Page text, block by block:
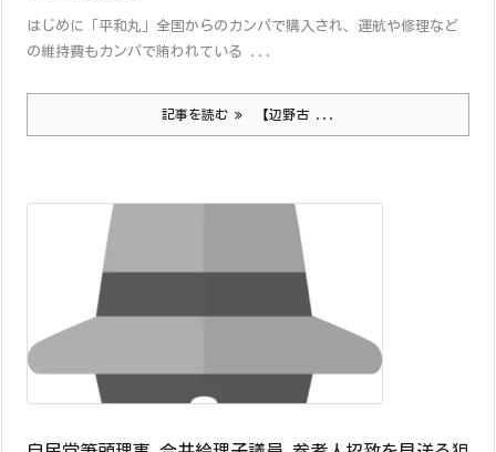
はじめに「平和丸」全国からのカンパで購入され、運航や修理など
の維持費もカンパで賄われている ...
記事を読む 【辺野古 ...